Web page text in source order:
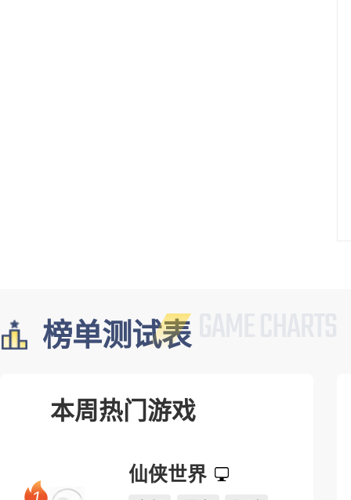
榜单测试表
本周热门游戏
仙侠世界